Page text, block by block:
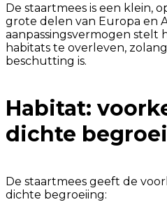
De staartmees is een klein,
grote delen van Europa en
aanpassingsvermogen stelt
habitats te overleven,
beschutting is.
Habitat:
dichte
De staartmees geeft de
dichte begroeiing: